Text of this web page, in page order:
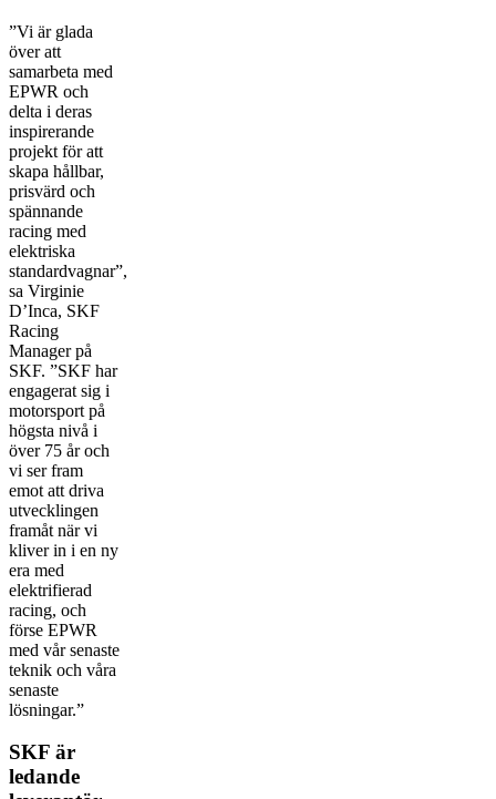
”Vi är glada
över att
samarbeta med
EPWR och
delta i deras
inspirerande
projekt för att
skapa hållbar,
prisvärd och
spännande
racing med
elektriska
standardvagnar”,
sa Virginie
D’Inca, SKF
Racing
Manager på
SKF. ”SKF har
engagerat sig i
motorsport på
högsta nivå i
över 75 år och
vi ser fram
emot att driva
utvecklingen
framåt när vi
kliver in i en ny
era med
elektrifierad
racing, och
förse EPWR
med vår senaste
teknik och våra
senaste
lösningar.”
SKF är
ledande